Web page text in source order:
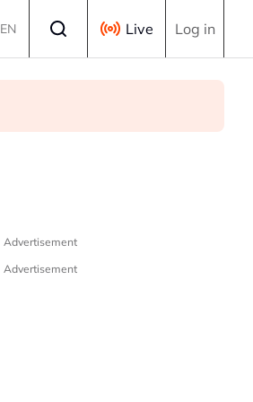
EN Live Log in
Advertisement
Advertisement